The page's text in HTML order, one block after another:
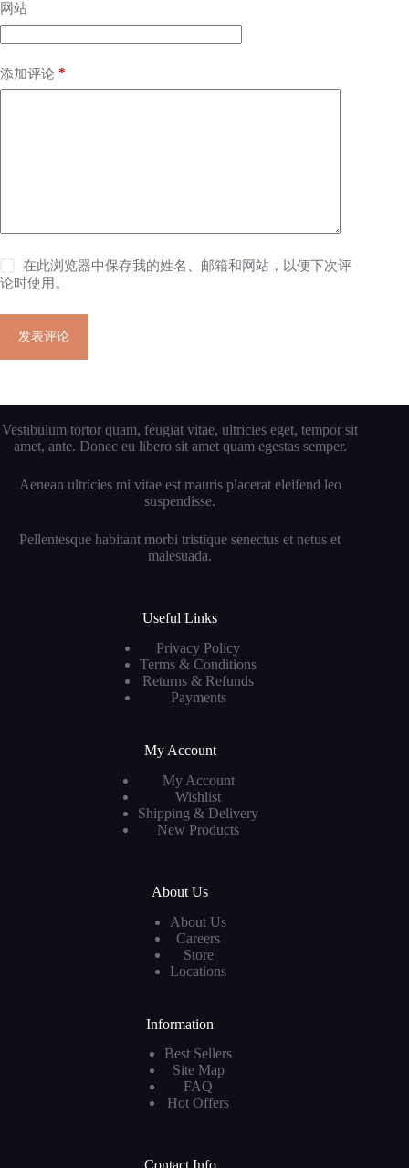
网站
添加评论 *
在此浏览器中保存我的姓名、邮箱和网站，以便下次评
论时使用。
发表评论
Vestibulum tortor quam, feugiat vitae, ultricies eget, tempor sit
amet, ante. Donec eu libero sit amet quam egestas semper.
Aenean ultricies mi vitae est mauris placerat eleifend leo
suspendisse.
Pellentesque habitant morbi tristique senectus et netus et
malesuada.
Useful Links
Privacy Policy
Terms & Conditions
Returns & Refunds
Payments
My Account
My Account
Wishlist
Shipping & Delivery
New Products
About Us
About Us
Careers
Store
Locations
Information
Best Sellers
Site Map
FAQ
Hot Offers